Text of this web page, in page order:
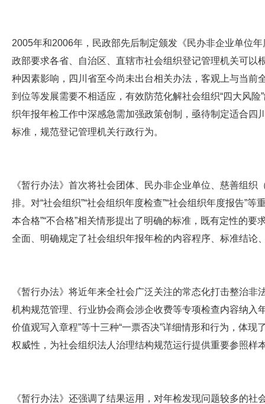
2005年和2006年，民政部先后制定颁发《民办非企业单位
政部要求各省、自治区、直辖市社会组织登记管理机关可
种因素影响，四川省至今尚未出台相关办法，客观上与当
到位等发展需要不相适应，有效防范化解社会组织“四大风
织年报年检工作中深感急需加强政策创制，亟待制定适合
标准，规范登记管理机关行政行为。
《暂行办法》首次将社会团体、民办非企业单位、慈善组
排。对“社会组织”“社会组织年度检查”“社会组织年度报告”
本合格”“不合格”相关情形提出了明确的标准，既有定性的
全面、明确规定了社会组织年报年检的内容程序、标准结论
《暂行办法》将近年来全社会广泛关注的常态化打击整治
机构规范管理、行业协会商会涉企收费等专项检查内容纳入
价值观写入章程”等十三种“一票否决”详细情形和行为，体
权威性，为社会组织法人治理结构规范运行提供重要参照样
《暂行办法》还强调了结果运用，对年检发现问题较多的